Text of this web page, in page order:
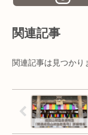
関連記事
関連記事は見つかり